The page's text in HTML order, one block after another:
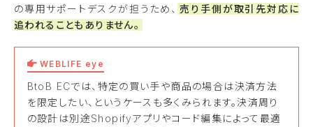
の専用サポートデスクが担うため、 売り手側が取引先対応に
追われることもありません。
WEBLIFE eye
BtoB ECでは、特定の買い手や商品の場合は決済方法
を限定したい、というケースも多くみられます。決済周り
の設計は別途Shopifyアプリやコード編集によって最適